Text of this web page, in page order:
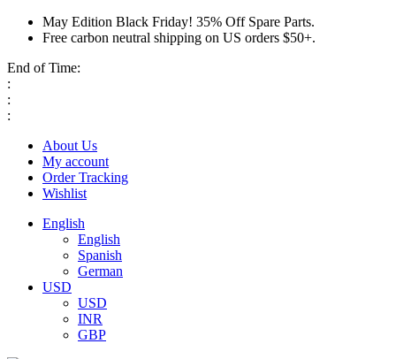
May Edition Black Friday! 35% Off Spare Parts.
Free carbon neutral shipping on US orders $50+.
End of Time:
:
:
:
About Us
My account
Order Tracking
Wishlist
English
English
Spanish
German
USD
USD
INR
GBP